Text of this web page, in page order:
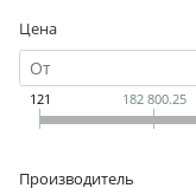
Цена
121 182 800.25
Производитель